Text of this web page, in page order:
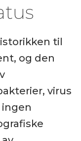
til
og den
virus